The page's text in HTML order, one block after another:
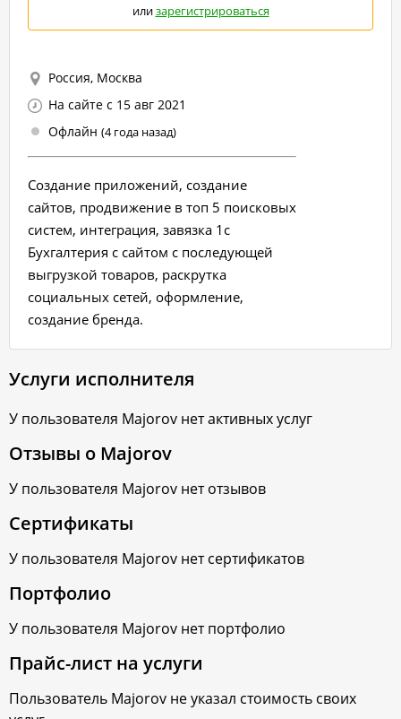
илизарегистрироваться
Россия, Москва
На сайте с 15 авг 2021
Офлайн (4 года назад)
Создание приложений, создание
сайтов, продвижение в топ 5 поисковых
систем, интеграция, завязка 1с
Бухгалтерия с сайтом с последующей
выгрузкой товаров, раскрутка
социальных сетей, оформление,
создание бренда.
Услуги исполнителя
У пользователя Majorov нет активных услуг
Отзывы о Majorov
У пользователя Majorov нет отзывов
Сертификаты
У пользователя Majorov нет сертификатов
Портфолио
У пользователя Majorov нет портфолио
Прайс-лист на услуги
Пользователь Majorov не указал стоимость своих